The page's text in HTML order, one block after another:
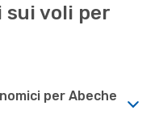
sui voli per
per Abeche